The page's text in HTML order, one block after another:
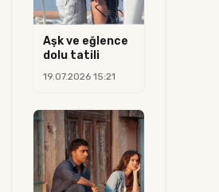
Aşk ve eğlence
dolu tatili
19.07.2026 15:21